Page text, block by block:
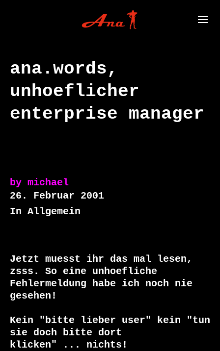
ana.words,
unhoeflicher
enterprise manager
by michael
26. Februar 2001
In Allgemein
Jetzt muesst ihr das mal lesen,
zsss. So eine unhoefliche
Fehlermeldung habe ich noch nie
gesehen!
Kein "bitte lieber user" kein "tun
sie doch bitte dort
klicken" ... nichts!